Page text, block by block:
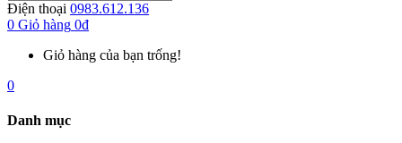
Điện thoại 0983.612.136
0 Giỏ hàng 0đ
Giỏ hàng của bạn trống!
0
Danh mục